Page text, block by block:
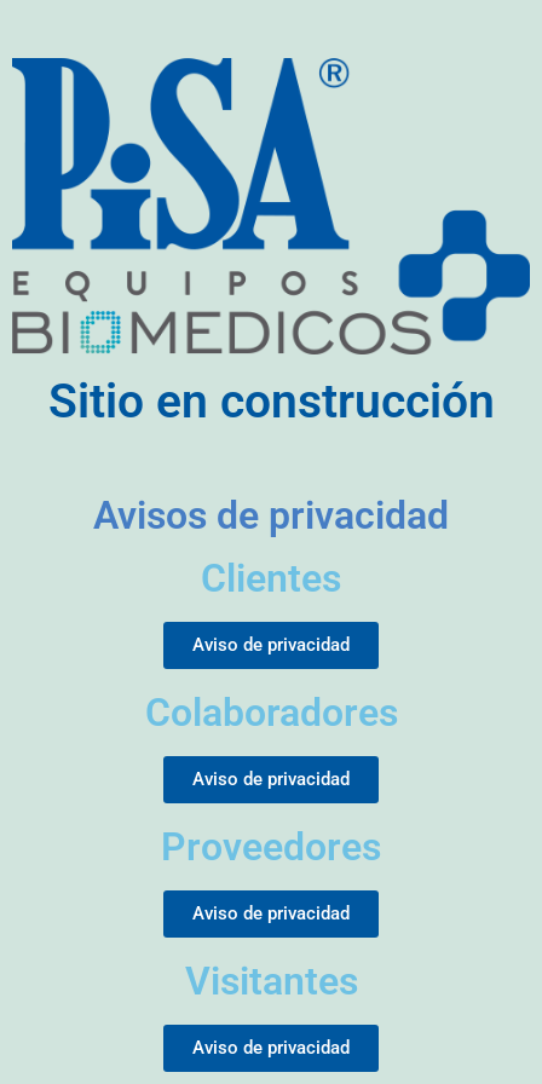
Sitio en construcción
Avisos de privacidad
Clientes
Aviso de privacidad
Colaboradores
Aviso de privacidad
Proveedores
Aviso de privacidad
Visitantes
Aviso de privacidad